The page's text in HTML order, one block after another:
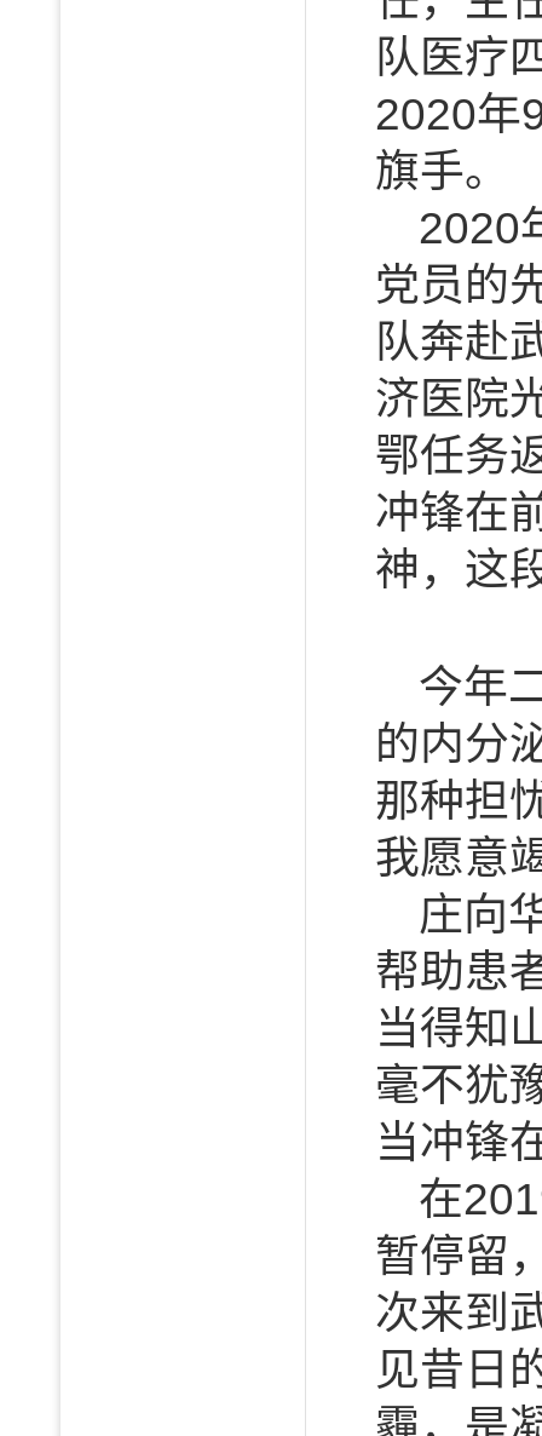
队医疗
2020年
旗手。
2020
党员的
队奔赴
济医院
鄂任务
冲锋在
神，这
今年
的内分
那种担
我愿意
庄向
帮助患
当得知
毫不犹
当冲锋
在
暂停留
次来到
见昔日